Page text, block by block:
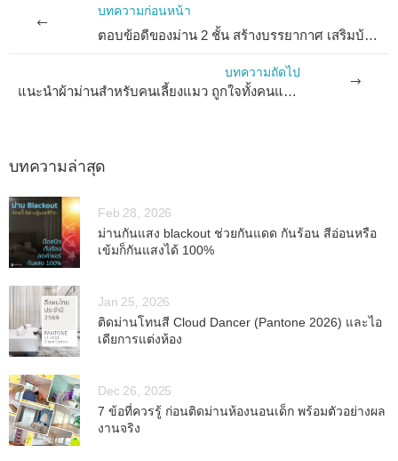
บทความก่อนหน้า
ตอบข้อดีของม่าน 2 ชั้น สร้างบรรยากาศ เสริมบ้านให้น่าอยู่ !
บทความถัดไป
แนะนำผ้าม่านสำหรับคนเลี้ยงแมว ถูกใจทั้งคนและเจ้านาย
บทความล่าสุด
Feb 28, 2026
ม่านกันแสง blackout ช่วยกันแดด กันร้อน สีอ่อนหรือ
เข้มก็กันแสงได้ 100%
Jan 25, 2026
ติดม่านโทนสี Cloud Dancer (Pantone 2026) และไอ
เดียการแต่งห้อง
Dec 26, 2025
7 ข้อที่ควรรู้ ก่อนติดม่านห้องนอนเด็ก พร้อมตัวอย่างผล
งานจริง